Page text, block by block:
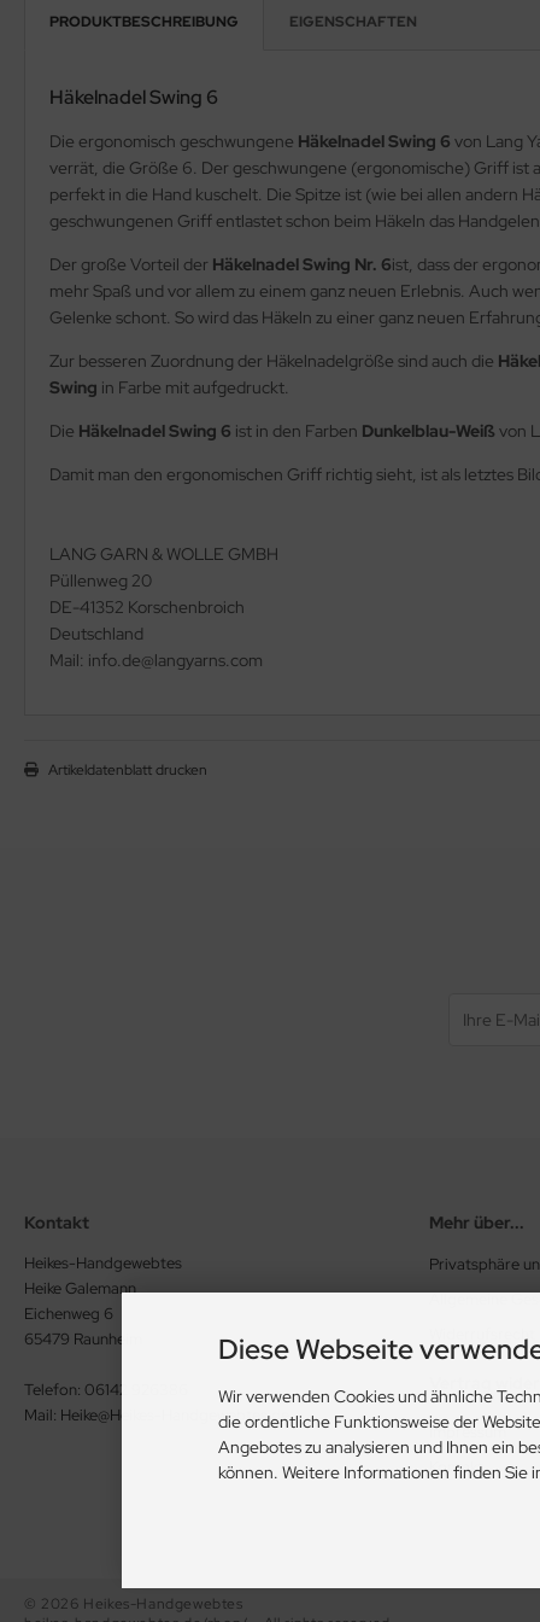
PRODUKTBESCHREIBUNG EIGENSCHAFTEN
Häkelnadel Swing 6
Die ergonomisch geschwungene Häkelnadel Swing 6 von Lang
verrät, die Größe 6. Der geschwungene (ergonomische) Griff ist
perfekt in die Hand kuschelt. Die Spitze ist (wie bei allen andern
geschwungenen Griff entlastet schon beim Häkeln das
Der große Vorteil der Häkelnadel Swing Nr. 6ist, dass der
mehr Spaß und vor allem zu einem ganz neuen Erlebnis. Auch
Gelenke schont. So wird das Häkeln zu einer ganz neuen
Zur besseren Zuordnung der Häkelnadelgröße sind auch die
Swing in Farbe mit aufgedruckt.
Die Häkelnadel Swing 6 ist in den Farben Dunkelblau-Weiß von
Damit man den ergonomischen Griff richtig sieht, ist als letztes
LANG GARN & WOLLE GMBH
Püllenweg 20
DE-41352 Korschenbroich
Deutschland
Mail: info.de@langyarns.com
Artikeldatenblatt drucken
Kontakt
Heikes-Handgewebtes
Heike Galemann
Eichenweg 6
65479 Raunheim
Telefon: 06142 926386
Mail: Heike@Heikes-Handgewebtes.de
Mehr über...
Privatsphäre
Allgemeine
Widerrufsrecht
Impressum
Kontakt
© 2026 Heikes-Handgewebtes
Diese Webseite
Wir verwenden Cookies und ähnliche
die ordentliche Funktionsweise der
Angebotes zu analysieren und Ihnen ein
können. Weitere Informationen finden Sie